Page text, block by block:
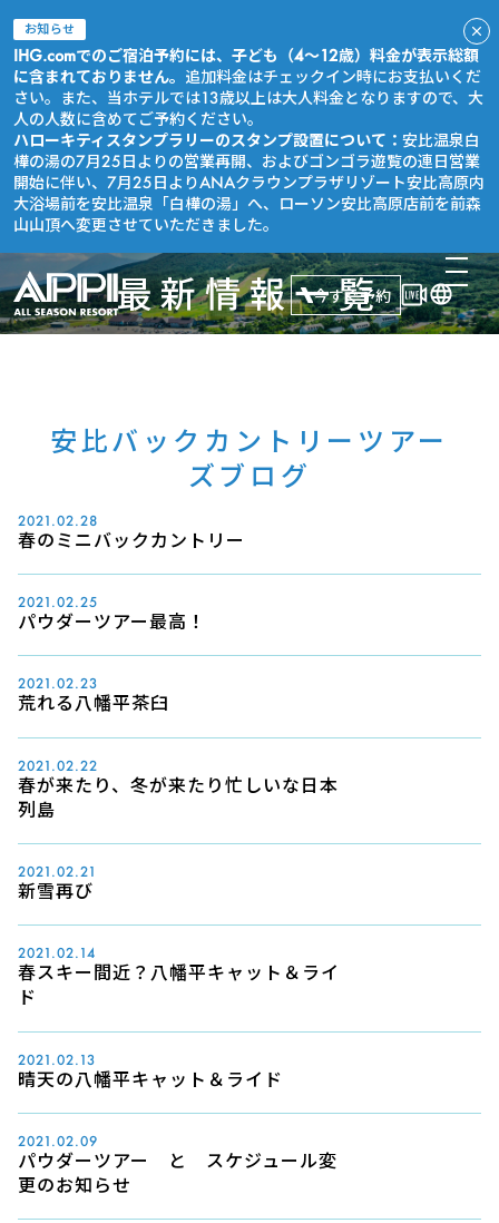
お知らせ
IHG.comでのご宿泊予約には、子ども（4～12歳）料金が表示総額
に含まれておりません。 追加料金はチェックイン時にお支払いくだ
さい。また、当ホテルでは13歳以上は大人料金となりますので、大
人の人数に含めてご予約ください。
ハローキティスタンプラリーのスタンプ設置について： 安比温泉白
樺の湯の7月25日よりの営業再開、およびゴンゴラ遊覧の連日営業
開始に伴い、7月25日よりANAクラウンプラザリゾート安比高原内
大浴場前を安比温泉「白樺の湯」へ、ローソン安比高原店前を前森
山山頂へ変更させていただきました。
今すぐ予約
最新情報一覧
安比バックカントリーツアー
ズブログ
2021.02.28
春のミニバックカントリー
2021.02.25
パウダーツアー最高！
2021.02.23
荒れる八幡平茶臼
2021.02.22
春が来たり、冬が来たり忙しいな日本
列島
2021.02.21
新雪再び
2021.02.14
春スキー間近？八幡平キャット＆ライ
ド
2021.02.13
晴天の八幡平キャット＆ライド
2021.02.09
パウダーツアー と スケジュール変
更のお知らせ